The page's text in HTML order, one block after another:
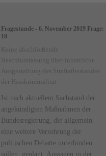
Fragestunde - 6. November 2019 Frage:
18
Keine abschließende
Beschlussfassung über inhaltliche
Ausgestaltung des Straftatbestandes
der Hasskriminalität
Ist nach aktuellem Sachstand der
angekündigten Maßnahmen der
Bundesregierung, die allgemein
eine weitere Verrohrung der
politischen Debatte unterbinden
sollen, geplant, Aussagen in der